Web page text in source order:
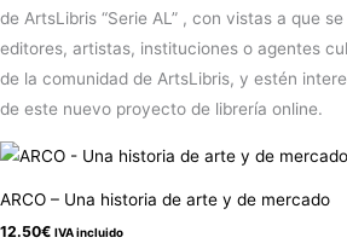
de ArtsLibris “Serie AL” , con vistas a que
editores, artistas, instituciones o agentes
de la comunidad de ArtsLibris, y estén
de este nuevo proyecto de librería online.
ARCO – Una historia de arte y de mercado
12.50€ IVA incluido